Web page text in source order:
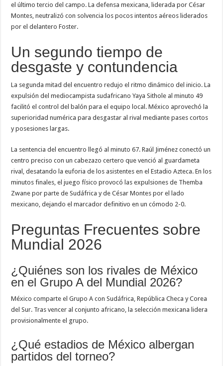
el último tercio del campo. La defensa mexicana, liderada por César
Montes, neutralizó con solvencia los pocos intentos aéreos liderados
por el delantero Foster.
Un segundo tiempo de
desgaste y contundencia
La segunda mitad del encuentro redujo el ritmo dinámico del inicio. La
expulsión del mediocampista sudafricano Yaya Sithole al minuto 49
facilitó el control del balón para el equipo local. México aprovechó la
superioridad numérica para desgastar al rival mediante pases cortos
y posesiones largas.
La sentencia del encuentro llegó al minuto 67. Raúl Jiménez conectó un
centro preciso con un cabezazo certero que venció al guardameta
rival, desatando la euforia de los asistentes en el Estadio Azteca. En los
minutos finales, el juego físico provocó las expulsiones de Themba
Zwane por parte de Sudáfrica y de César Montes por el lado
mexicano, dejando el marcador definitivo en un cómodo 2-0.
Preguntas Frecuentes sobre
Mundial 2026
¿Quiénes son los rivales de México
en el Grupo A del Mundial 2026?
México comparte el Grupo A con Sudáfrica, República Checa y Corea
del Sur. Tras vencer al conjunto africano, la selección mexicana lidera
provisionalmente el grupo.
¿Qué estadios de México albergan
partidos del torneo?